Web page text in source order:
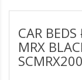
CAR
MRX